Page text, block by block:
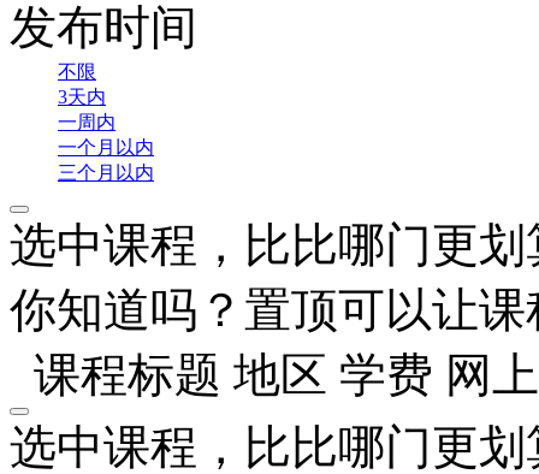
发布时间
不限
3天内
一周内
一个月以内
三个月以内
选中课程，比比哪门更划
你知道吗？置顶可以让
课程标题 地区 学费 网
选中课程，比比哪门更划